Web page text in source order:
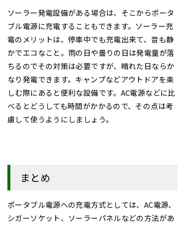
ソーラー発電設備がある場合は、そこからポータ
ブル電源に充電することもできます。ソーラー充
電のメリットは、停車中でも充電出来て、音も静
かでエコなこと。雨の日や曇りの日は発電量が落
ちるのでその対策は必要ですが、晴れた日ならか
なり発電できます。キャンプなどアウトドアを楽
しむ際にあると便利な設備です。AC電源などに比
べるとどうしても時間がかかるので、その点は考
慮して使うようにしましょう。
まとめ
ポータブル電源への充電方式としては、AC電源、
シガーソケット、ソーラーパネルなどの方法があ